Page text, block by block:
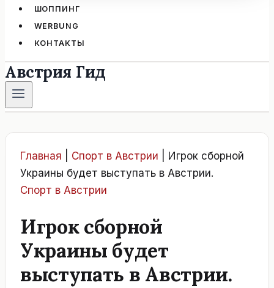
ШОППИНГ
WERBUNG
КОНТАКТЫ
Австрия Гид
Главная Спорт в Австрии
Игрок сборной
Украины будет выступать в Австрии.
Спорт в Австрии
Игрок сборной
Украины будет
выступать в Австрии.